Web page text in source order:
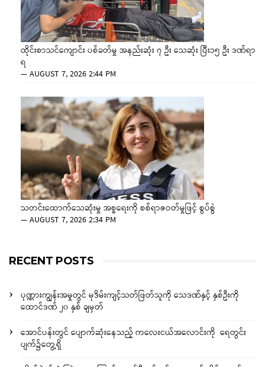
ထိုင်းစာသင်ကျောင်း ပစ်ခတ်မှု အနည်းဆုံး ၇ ဦး သေဆုံး ပြီး၁၅ ဦး ဒဏ်ရာ
ရ
—AUGUST 7, 2026 2:44 PM
သတင်းထောက်သေဆုံးမှု အစ္စရေးကို စစ်ရာဇဝတ်မှုဖြင့် စွပ်စွဲ
—AUGUST 7, 2026 2:34 PM
RECENT POSTS
ပုဏ္ဏားကျွန်းအမှုတွင် မုဒိမ်းကျင့်သတ်ဖြတ်သူကို သေဒဏ်နှင့် နှစ်ဦးကို
ထောင်ဒဏ် ၂၀ နှစ် ချမှတ်
အောင်ပန်းတွင် ပျောက်ဆုံးနေသည့် ကလေးငယ်အလောင်းကို ရေတွင်း
ပျက်၌တွေ့ရှိ